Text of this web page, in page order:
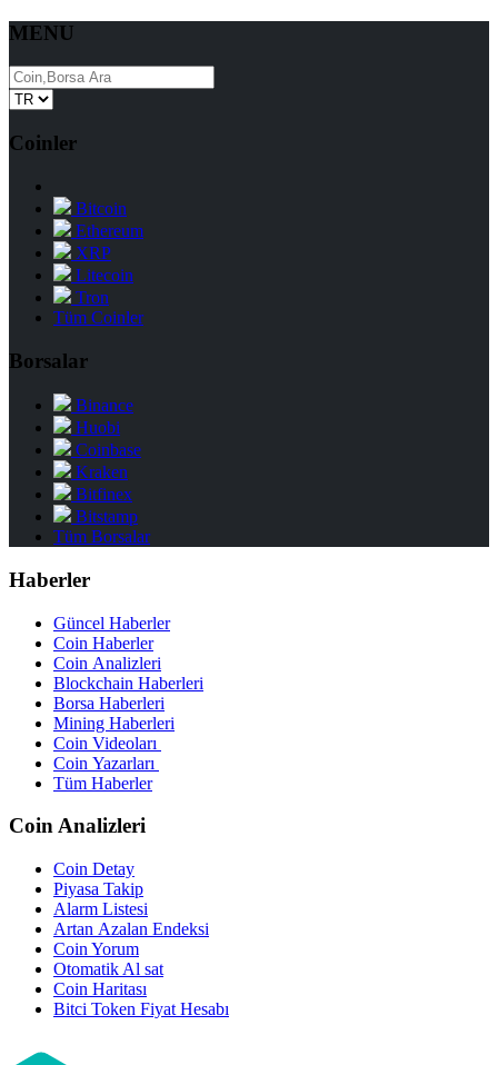
MENU
Coinler
Bitcoin
Ethereum
XRP
Litecoin
Tron
Tüm Coinler
Borsalar
Binance
Huobi
Coinbase
Kraken
Bitfinex
Bitstamp
Tüm Borsalar
Haberler
Güncel Haberler
Coin Haberler
Coin Analizleri
Blockchain Haberleri
Borsa Haberleri
Mining Haberleri
Coin Videoları
Coin Yazarları
Tüm Haberler
Coin Analizleri
Coin Detay
Piyasa Takip
Alarm Listesi
Artan Azalan Endeksi
Coin Yorum
Otomatik Al sat
Coin Haritası
Bitci Token Fiyat Hesabı